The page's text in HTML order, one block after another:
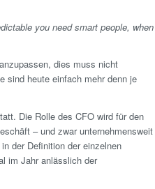
you need smart people, when
dies muss nicht
sind heute einfach mehr denn je
Die Rolle des CFO wird für den
– und zwar unternehmensweit
der Definition der einzelnen
im Jahr anlässlich der